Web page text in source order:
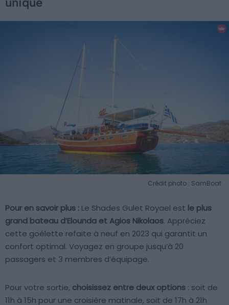
Crédit photo : SamBoat
Pour en savoir plus : Le Shades Gulet Royael est le plus
grand bateau d’Elounda et Agios Nikolaos. Appréciez
cette goélette refaite à neuf en 2023 qui garantit un
confort optimal. Voyagez en groupe jusqu’à 20
passagers et 3 membres d’équipage.
Pour votre sortie, choisissez entre deux options : soit de
11h à 15h pour une croisière matinale, soit de 17h à 21h